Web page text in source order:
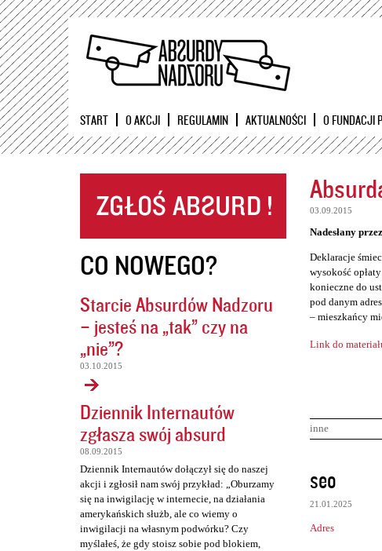
START O AKCJI REGULAMIN AKTUALNOŚCI O FUNDACJI
CO NOWEGO?
Starcie Absurdów Nadzoru
– jesteś na „tak” czy na
„nie”?
03.10.2015
Dziennik Internautów
zgłasza swój absurd
08.09.2015
Dziennik Internautów dołączył się do naszej
akcji i zgłosił nam swój przykład: „Oburzamy
się na inwigilację w internecie, na działania
amerykańskich służb, ale co wiemy o
inwigilacji na własnym podwórku? Czy
myślałeś, że gdy stoisz sobie pod blokiem,
03.09.2015
Nadesłany
Deklaracje
wysokość
konieczne do
pod danym
– mieszkańcy
Link do
inne
K
o
m
e
seo
21.01.2025
Adres